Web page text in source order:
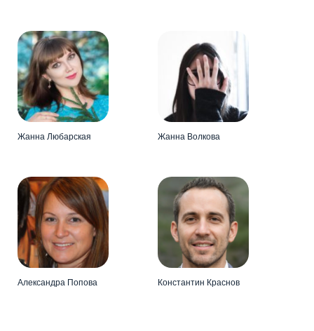
Жанна Любарская Жанна Волкова
Александра Попова Константин Краснов